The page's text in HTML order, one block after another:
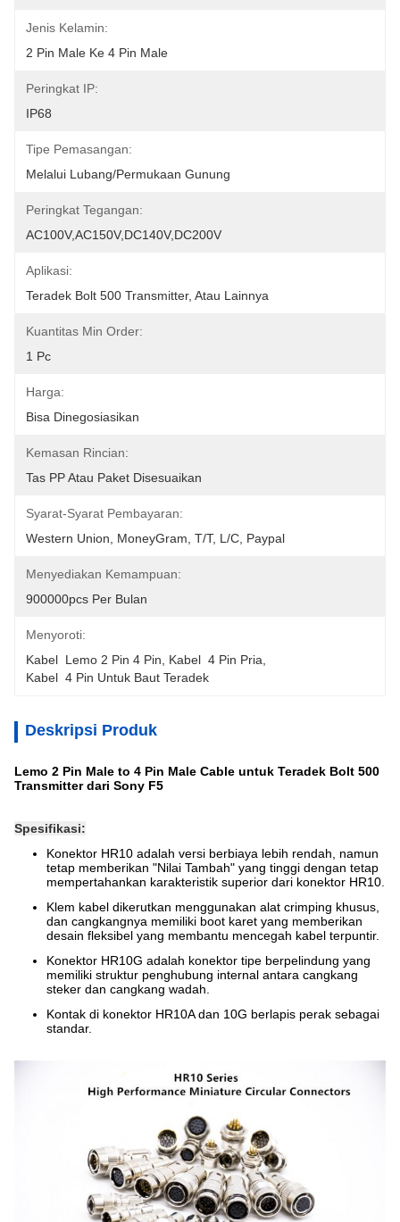
Jenis Kelamin:
2 Pin Male Ke 4 Pin Male
Peringkat IP:
IP68
Tipe Pemasangan:
Melalui Lubang/Permukaan Gunung
Peringkat Tegangan:
AC100V,AC150V,DC140V,DC200V
Aplikasi:
Teradek Bolt 500 Transmitter, Atau Lainnya
Kuantitas Min Order:
1 Pc
Harga:
Bisa Dinegosiasikan
Kemasan Rincian:
Tas PP Atau Paket Disesuaikan
Syarat-Syarat Pembayaran:
Western Union, MoneyGram, T/T, L/C, Paypal
Menyediakan Kemampuan:
900000pcs Per Bulan
Menyoroti:
Kabel  Lemo 2 Pin 4 Pin
Kabel  4 Pin Pria
Kabel  4 Pin Untuk Baut Teradek
Deskripsi Produk
Lemo 2 Pin Male to 4 Pin Male Cable untuk Teradek Bolt 500
Transmitter dari Sony F5
Spesifikasi:
Konektor HR10 adalah versi berbiaya lebih rendah, namun
tetap memberikan "Nilai Tambah" yang tinggi dengan tetap
mempertahankan karakteristik superior dari konektor HR10.
Klem kabel dikerutkan menggunakan alat crimping khusus,
dan cangkangnya memiliki boot karet yang memberikan
desain fleksibel yang membantu mencegah kabel terpuntir.
Konektor HR10G adalah konektor tipe berpelindung yang
memiliki struktur penghubung internal antara cangkang
steker dan cangkang wadah.
Kontak di konektor HR10A dan 10G berlapis perak sebagai
standar.